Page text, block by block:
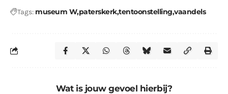
Tags: museum Wpaterskerktentoonstelling vaandels
Wat is jouw gevoel hierbij?